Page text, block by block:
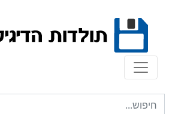
content
טקסט חופשי...